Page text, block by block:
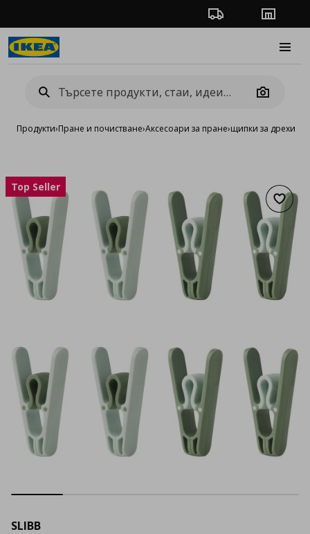
Проследяване на
Camera
Продукти›Пране и почистване›Аксесоари за пране›щипки за дрехи
Top Seller
SLIBB